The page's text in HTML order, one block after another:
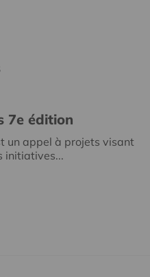
7e édition
un appel à projets visant
initiatives...